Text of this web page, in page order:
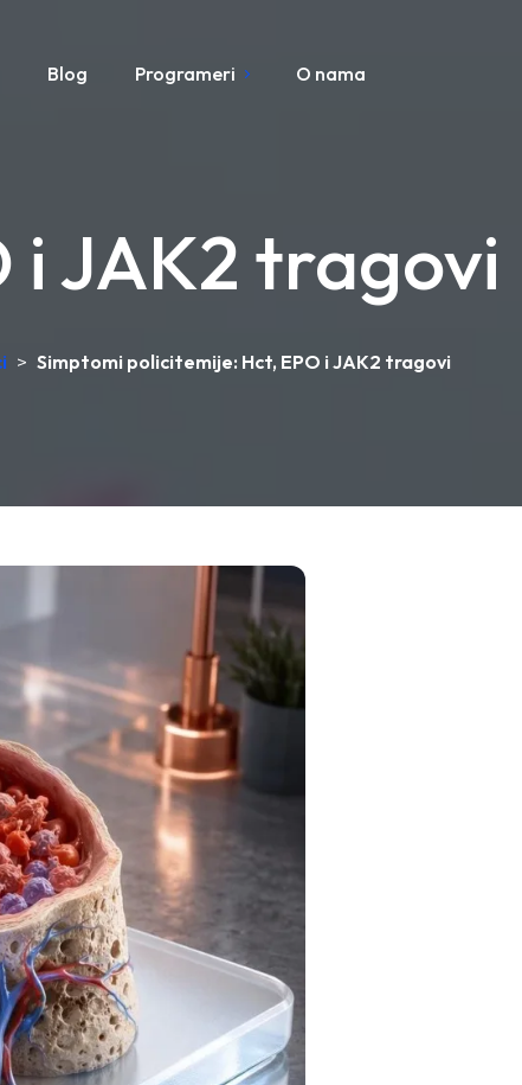
Blog Programeri O nama
i JAK2 tragovi
> Simptomi policitemije: Hct, EPO i JAK2 tragovi